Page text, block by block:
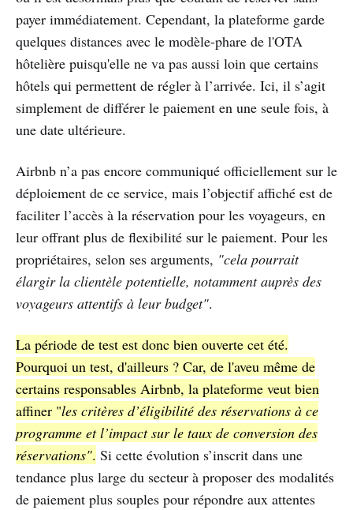
payer immédiatement. Cependant, la plateforme garde
quelques distances avec le modèle-phare de l'OTA
hôtelière puisqu'elle ne va pas aussi loin que certains
hôtels qui permettent de régler à l’arrivée. Ici, il s’agit
simplement de différer le paiement en une seule fois, à
une date ultérieure.
Airbnb n’a pas encore communiqué officiellement sur le
déploiement de ce service, mais l’objectif affiché est de
faciliter l’accès à la réservation pour les voyageurs, en
leur offrant plus de flexibilité sur le paiement. Pour les
propriétaires, selon ses arguments, "cela pourrait
élargir la clientèle potentielle, notamment auprès des
voyageurs attentifs à leur budget".
La période de test est donc bien ouverte cet été.
Pourquoi un test, d'ailleurs ? Car, de l'aveu même de
certains responsables Airbnb, la plateforme veut bien
affiner "les critères d’éligibilité des réservations à ce
programme et l’impact sur le taux de conversion des
réservations". Si cette évolution s’inscrit dans une
tendance plus large du secteur à proposer des modalités
de paiement plus souples pour répondre aux attentes